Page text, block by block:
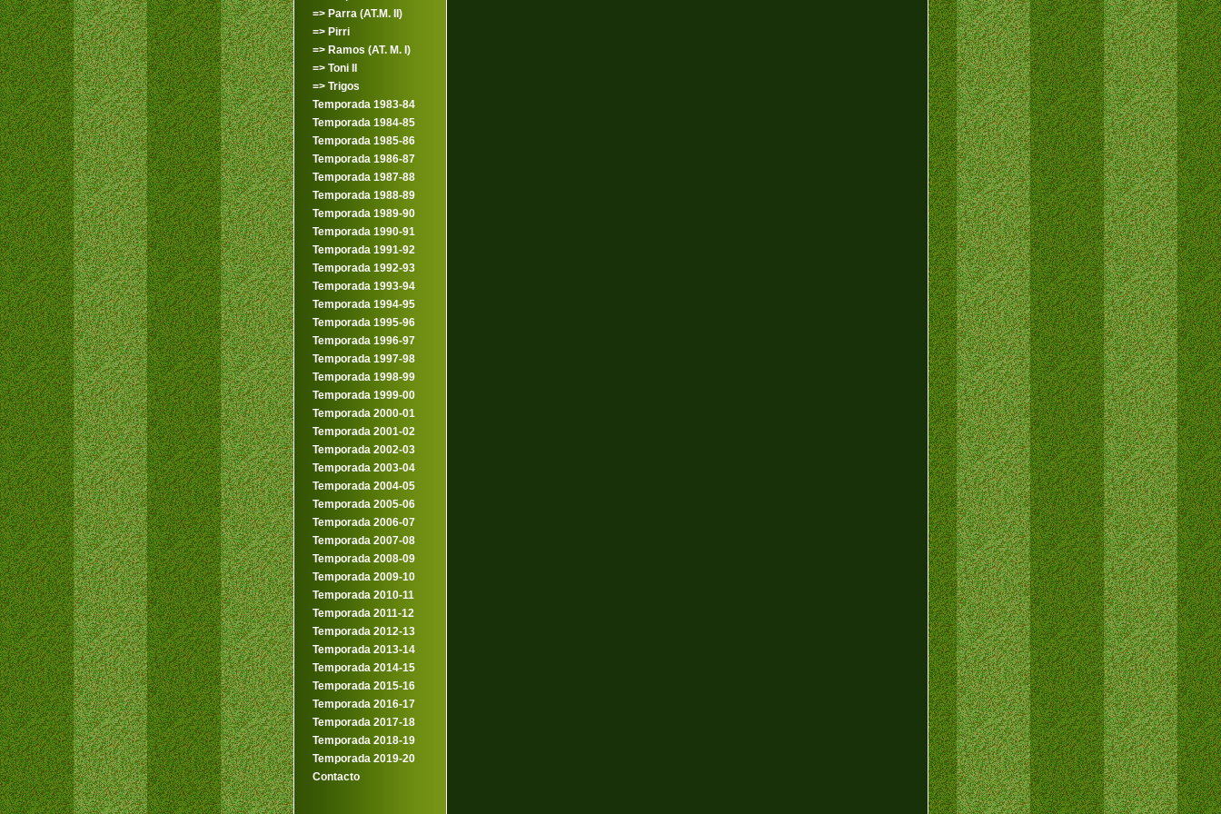
=> Parra (AT.M. II)
=> Pirri
=> Ramos (AT. M. I)
=> Toni II
=> Trigos
Temporada 1983-84
Temporada 1984-85
Temporada 1985-86
Temporada 1986-87
Temporada 1987-88
Temporada 1988-89
Temporada 1989-90
Temporada 1990-91
Temporada 1991-92
Temporada 1992-93
Temporada 1993-94
Temporada 1994-95
Temporada 1995-96
Temporada 1996-97
Temporada 1997-98
Temporada 1998-99
Temporada 1999-00
Temporada 2000-01
Temporada 2001-02
Temporada 2002-03
Temporada 2003-04
Temporada 2004-05
Temporada 2005-06
Temporada 2006-07
Temporada 2007-08
Temporada 2008-09
Temporada 2009-10
Temporada 2010-11
Temporada 2011-12
Temporada 2012-13
Temporada 2013-14
Temporada 2014-15
Temporada 2015-16
Temporada 2016-17
Temporada 2017-18
Temporada 2018-19
Temporada 2019-20
Contacto